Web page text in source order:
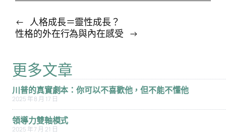
搜
← 人格成長＝靈性成長？
性格的外在行為與內在感受 →
更多文章
川普的真實劇本：你可以不喜歡他，但不能不懂他
2025 年 8 月 17 日
領導力雙軸模式
2025 年 7 月 21 日